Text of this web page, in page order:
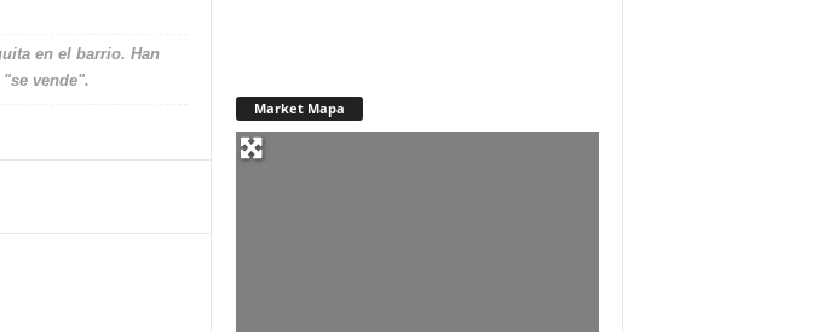
en el barrio. Han
vende".
Market Mapa